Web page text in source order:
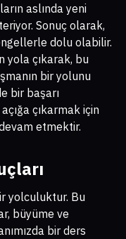
aslında yeni
Sonuç olarak,
dolu olabilir.
yola çıkarak, bu
bir yolunu
bir başarı
çıkarmak için
etmektir.
yolculuktur. Bu
büyüme ve
bir ders